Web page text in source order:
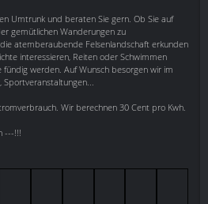
Umtrunk und beraten Sie gern. Ob Sie auf
gemütlichen Wanderungen zu
atemberaubende Felsenlandschaft erkunden
interessieren, Reiten oder Schwimmen
fündig werden. Auf Wunsch besorgen wir im
Wir berechnen 30 Cent pro Kwh.
---!!!